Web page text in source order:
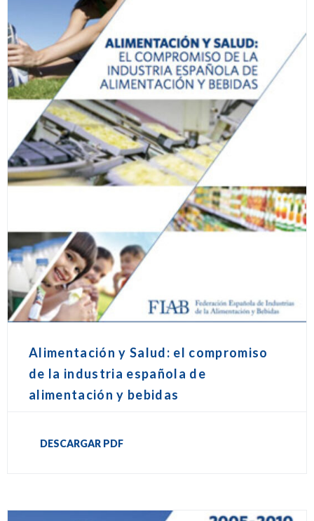
Alimentación y Salud: el compromiso
de la industria española de
alimentación y bebidas
DESCARGAR PDF